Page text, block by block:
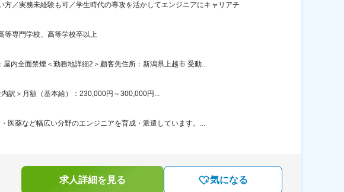
方／実務未経験も可／学生時代の専攻を活かしてエンジニアにキャリアチ
等専門学校、高等学校卒以上
内全面禁煙＜勤務地詳細2＞顧客先住所：新潟県上越市 受動...
訳＞月額（基本給）：230,000円～300,000円...
医薬など幅広い分野のエンジニアを育成・派遣しています。...
求人詳細を見る 気になる